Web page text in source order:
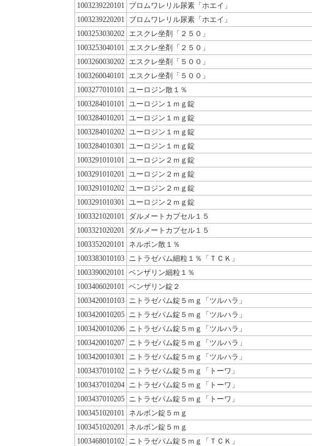
1003239220101
ブロムワレリル尿素「ホエイ」
1003239220201
ブロムワレリル尿素「ホエイ」
1003253030202 エスクレ坐剤「２５０」
1003253040101
エスクレ坐剤「２５０」
1003260030202 エスクレ坐剤「５００」
1003260040101
エスクレ坐剤「５００」
1003277010101
ユーロジン散１％
1003284010101
ユーロジン１ｍｇ錠
1003284010201
ユーロジン１ｍｇ錠
1003284010202
ユーロジン１ｍｇ錠
1003284010301
ユーロジン１ｍｇ錠
1003291010101
ユーロジン２ｍｇ錠
1003291010201
ユーロジン２ｍｇ錠
1003291010202
ユーロジン２ｍｇ錠
1003291010301
ユーロジン２ｍｇ錠
1003321020101
ダルメートカプセル１５
1003321020201
ダルメートカプセル１５
1003352020101
ネルボン散１％
1003383010103
ニトラゼパム細粒１％「ＴＣＫ」
1003390020101
ベンザリン細粒１％
1003406020101
ベンザリン錠２
1003420010103
ニトラゼパム錠５ｍｇ「ツルハラ」
1003420010205
ニトラゼパム錠５ｍｇ「ツルハラ」
1003420010206
ニトラゼパム錠５ｍｇ「ツルハラ」
1003420010207
ニトラゼパム錠５ｍｇ「ツルハラ」
1003420010301
ニトラゼパム錠５ｍｇ「ツルハラ」
1003437010102
ニトラゼパム錠５ｍｇ「トーワ」
1003437010204
ニトラゼパム錠５ｍｇ「トーワ」
1003437010205
ニトラゼパム錠５ｍｇ「トーワ」
1003451020101
ネルボン錠５ｍｇ
1003451020201
ネルボン錠５ｍｇ
1003468010102
ニトラゼパム錠５ｍｇ「ＴＣＫ」